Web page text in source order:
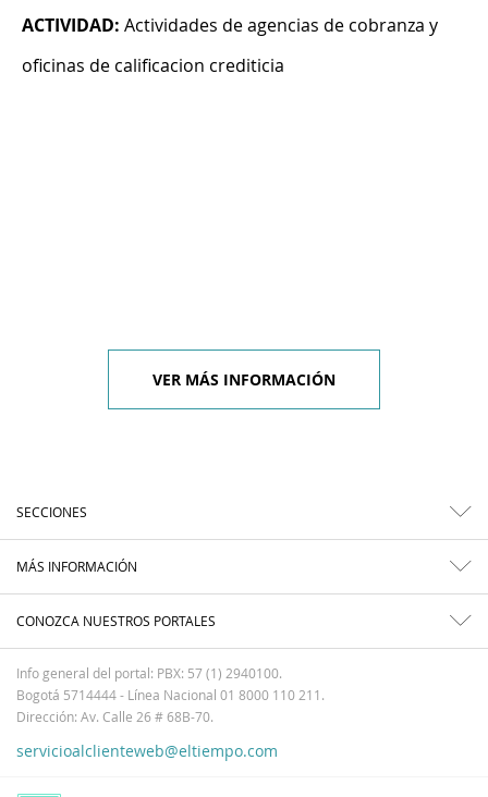
ACTIVIDAD: Actividades de agencias de cobranza y
oficinas de calificacion crediticia
VER MÁS INFORMACIÓN
SECCIONES
MÁS INFORMACIÓN
CONOZCA NUESTROS PORTALES
Info general del portal: PBX: 57 (1) 2940100.
Bogotá 5714444 - Línea Nacional 01 8000 110 211.
Dirección: Av. Calle 26 # 68B-70.
servicioalclienteweb@eltiempo.com